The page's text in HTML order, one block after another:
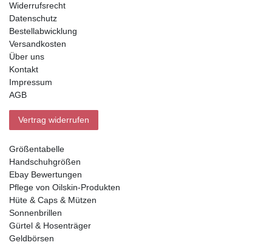
Widerrufsrecht
Datenschutz
Bestellabwicklung
Versandkosten
Über uns
Kontakt
Impressum
AGB
Vertrag widerrufen
Größentabelle
Handschuhgrößen
Ebay Bewertungen
Pflege von Oilskin-Produkten
Hüte & Caps & Mützen
Sonnenbrillen
Gürtel & Hosenträger
Geldbörsen